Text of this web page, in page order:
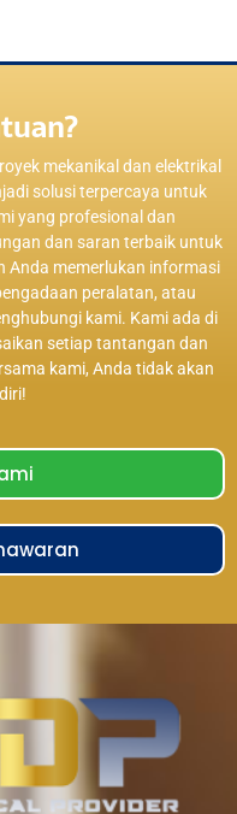
mekanikal dan elektrikal
solusi terpercaya untuk
yang profesional dan
dan saran terbaik untuk
Anda memerlukan informasi
peralatan, atau
kami. Kami ada di
setiap tantangan dan
kami, Anda tidak akan